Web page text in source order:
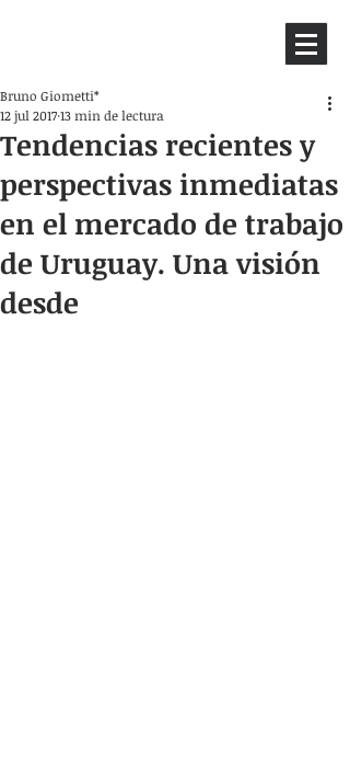
Tendencias recientes y
perspectivas inmediatas
en el mercado de trabajo
de Uruguay. Una visión
desde
Bruno Giometti*
12 jul 201713 min de lectura